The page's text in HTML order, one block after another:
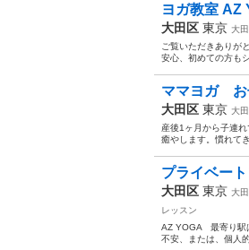
ヨガ教室 AZ
大田区 東京 大
ご覧いただきありが
安心、初めての方も
ママヨガ お
大田区 東京 大
産後1ヶ月から子連
癒やします。慣れて
プライベー
大田区 東京 大
レッスン
AZ YOGA 最寄り駅
不安、または、個人